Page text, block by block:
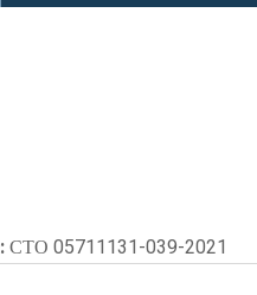
СТО 05711131-039-2021